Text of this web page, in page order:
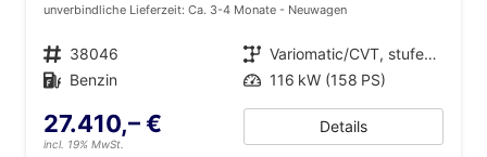
unverbindliche Lieferzeit: Ca. 3-4 Monate Neuwagen
Fahrzeugnr. 38046 Getriebe
Variomatic/CVT, stufenlos
Kraftstoff Benzin Leistung 116 kW (158 PS)
27.410,– €
incl. 19% MwSt.
Details